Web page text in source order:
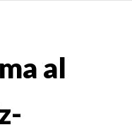
al